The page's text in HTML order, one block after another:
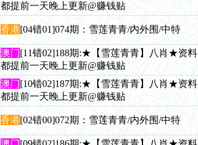
都提前一天晚上更新@赚钱贴
香港[04错01]074期：雪莲青青/内外围/中特
澳门[11错02]188期:★【雪莲青青】八肖★资料
都提前一天晚上更新@赚钱贴
澳门[10错02]187期:★【雪莲青青】八肖★资料
都提前一天晚上更新@赚钱贴
香港[02错00]072期：雪莲青青/内外围/中特